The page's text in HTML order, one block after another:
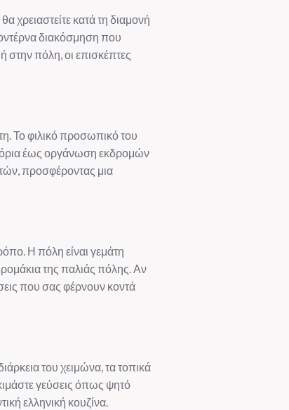
χρειαστείτε κατά τη διαμονή
διακόσμηση που
στην πόλη, οι επισκέπτες
Το φιλικό προσωπικό του
έως οργάνωση εκδρομών
προσφέροντας μια
Η πόλη είναι γεμάτη
της παλιάς πόλης. Αν
που σας φέρνουν κοντά
του χειμώνα, τα τοπικά
γεύσεις όπως ψητό
ελληνική κουζίνα.